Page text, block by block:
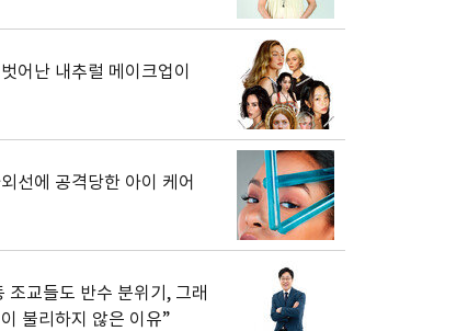
어난 내추럴 메이크업이
선에 공격당한 아이 케어
조교들도 반수 분위기, 그래
불리하지 않은 이유”